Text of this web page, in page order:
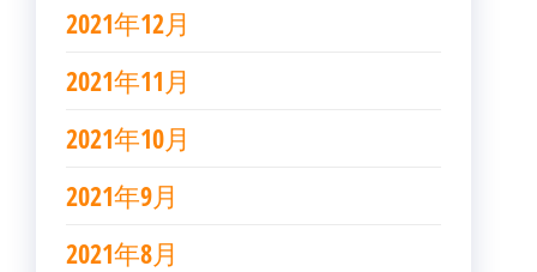
2021年12月
2021年11月
2021年10月
2021年9月
2021年8月